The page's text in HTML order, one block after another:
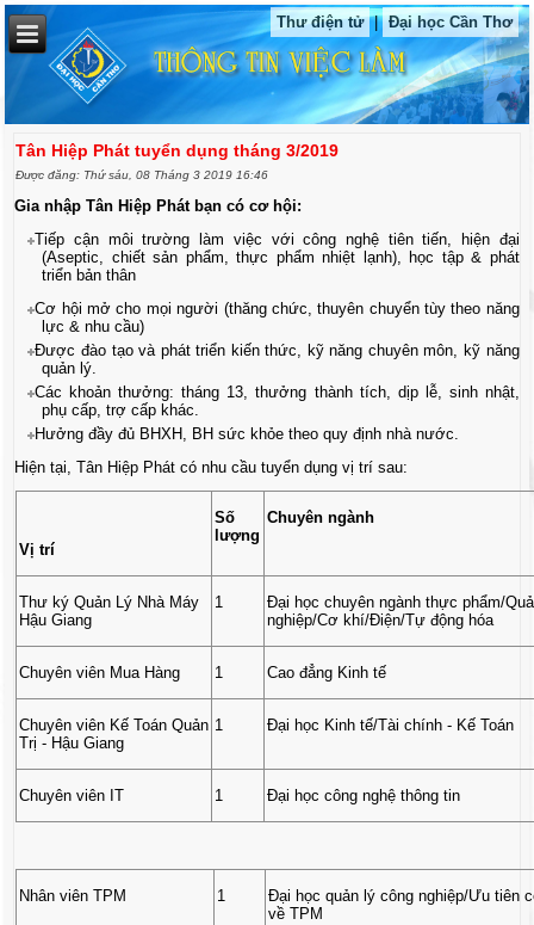
Thư điện tử | Đại học Cần Thơ
Tân Hiệp Phát tuyển dụng tháng 3/2019
Được đăng: Thứ sáu, 08 Tháng 3 2019 16:46
Gia nhập Tân Hiệp Phát bạn có cơ hội:
Tiếp cận môi trường làm việc với công nghệ tiên tiến, hiện đại
(Aseptic, chiết sản phẩm, thực phẩm nhiệt lạnh), học tập & phát
triển bản thân
Cơ hội mở cho mọi người (thăng chức, thuyên chuyển tùy theo năng
lực & nhu cầu)
Được đào tạo và phát triển kiến thức, kỹ năng chuyên môn, kỹ năng
quản lý.
Các khoản thưởng: tháng 13, thưởng thành tích, dịp lễ, sinh nhật,
phụ cấp, trợ cấp khác.
Hưởng đầy đủ BHXH, BH sức khỏe theo quy định nhà nước.
Hiện tại, Tân Hiệp Phát có nhu cầu tuyển dụng vị trí sau:
Vị trí
Số
lượng
Chuyên ngành
Thư ký Quản Lý Nhà Máy
Hậu Giang
1
Đại học chuyên ngành thực phẩm/
nghiệp/Cơ khí/Điện/Tự động hóa
Chuyên viên Mua Hàng 1 Cao đẳng Kinh tế
Chuyên viên Kế Toán Quản
Trị - Hậu Giang
1 Đại học Kinh tế/Tài chính - Kế Toán
Chuyên viên IT 1 Đại học công nghệ thông tin
Nhân viên TPM 1
Đại học quản lý công nghiệp/Ưu tiên
về TPM